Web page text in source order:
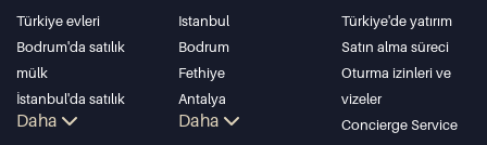
Türkiye evleri
Bodrum'da satılık
mülk
İstanbul'da satılık
daire
Daha
Istanbul
Bodrum
Fethiye
Antalya
Kalkan
Daha
Türkiye'de yatırım
Satın alma süreci
Oturma izinleri ve
vizeler
Concierge Service